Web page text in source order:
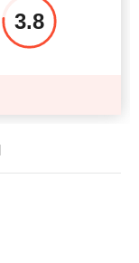
3.8